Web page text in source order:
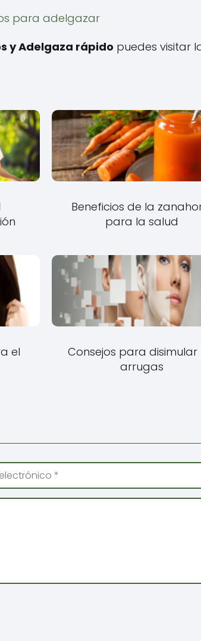
para adelgazar
y Adelgaza rápido puedes visitar
Beneficios de la
para la salud
el
Consejos para disimular
arrugas